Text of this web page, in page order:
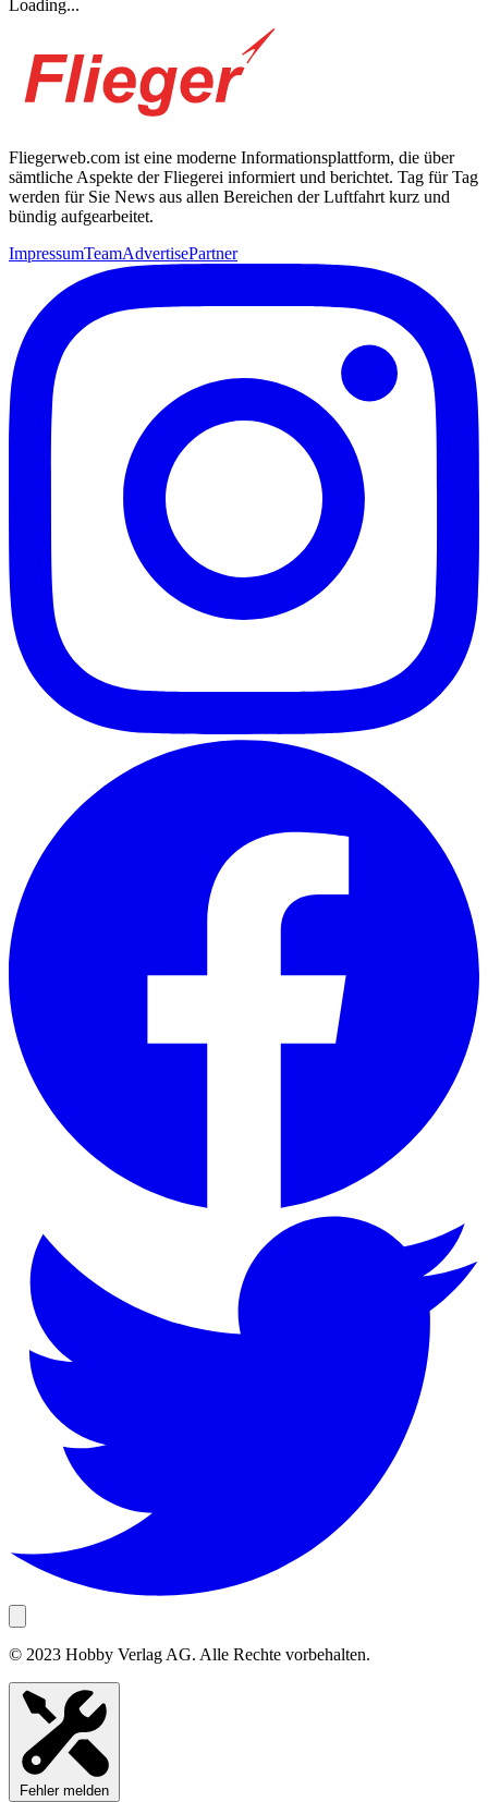
Loading...
Fliegerweb.com ist eine moderne Informationsplattform, die über
sämtliche Aspekte der Fliegerei informiert und berichtet. Tag für Tag
werden für Sie News aus allen Bereichen der Luftfahrt kurz und
bündig aufgearbeitet.
ImpressumTeamAdvertisePartner
© 2023 Hobby Verlag AG. Alle Rechte vorbehalten.
Fehler melden